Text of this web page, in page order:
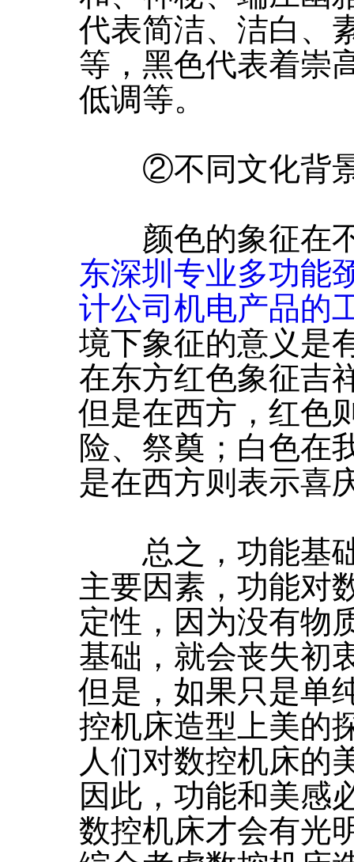
代表简洁、洁白、
等，黑色代表着崇
低调等。
②不同文化背景
颜色的象征在不
东深圳专业多功能
计公司机电产品的
境下象征的意义是
在东方红色象征吉
但是在西方，红色
险、祭奠；白色在
是在西方则表示喜
总之，功能基础
主要因素，功能对
定性，因为没有物
基础，就会丧失初
但是，如果只是单
控机床造型上美的
人们对数控机床的
因此，功能和美感
数控机床才会有光